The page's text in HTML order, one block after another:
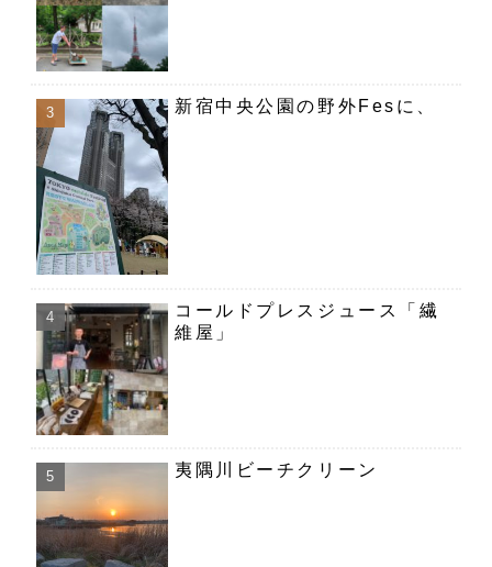
新宿中央公園の野外Fesに、
コールドプレスジュース「繊
維屋」
夷隅川ビーチクリーン